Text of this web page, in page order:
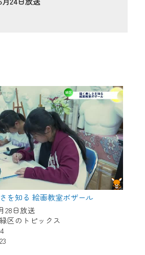
を知る 絵画教室ボザール
28日放送
区のトピックス
・外出先でも！
らはご加入者様へのサー
、
TV』を利用いただくには、
を除き、
への加入と『CCNetマイ
グインが必要となりま
了承の程よろしくお願い
ログインには、MyIDが必
Web TVを含むCCNetの
利用頂くためのIDです。